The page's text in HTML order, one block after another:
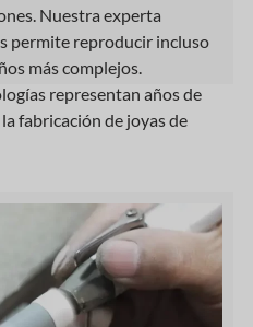
Nuestra experta
permite reproducir incluso
más complejos.
representan años de
fabricación de joyas de